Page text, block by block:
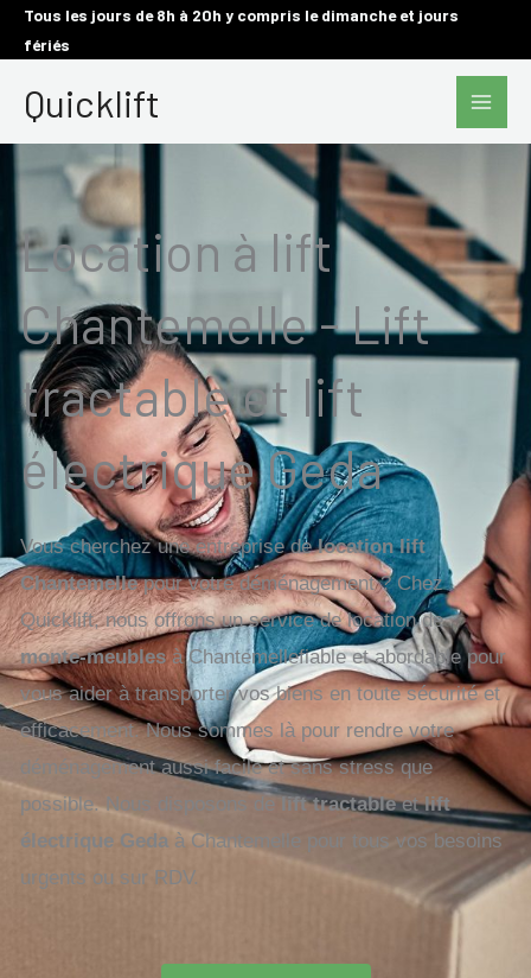
AllerTous les jours de 8h à 20h y compris le dimanche et jours
fériés
Quicklift
Main
Location à lift
Chantemelle - Lift
tractable et lift
électrique Geda
Vous cherchez une entreprise delocation lift
Chantemellepour votre déménagement ? Chez
Quicklift, nous offrons un service de location de
monte-meublesà Chantemellefiable et abordable pour
vous aider à transporter vos biens en toute sécurité et
efficacement. Nous sommes là pour rendre votre
déménagement aussi facile et sans stress que
possible. Nous disposons delift tractableetlift
électrique Gedaà Chantemelle pour tous vos besoins
urgents ou sur RDV.